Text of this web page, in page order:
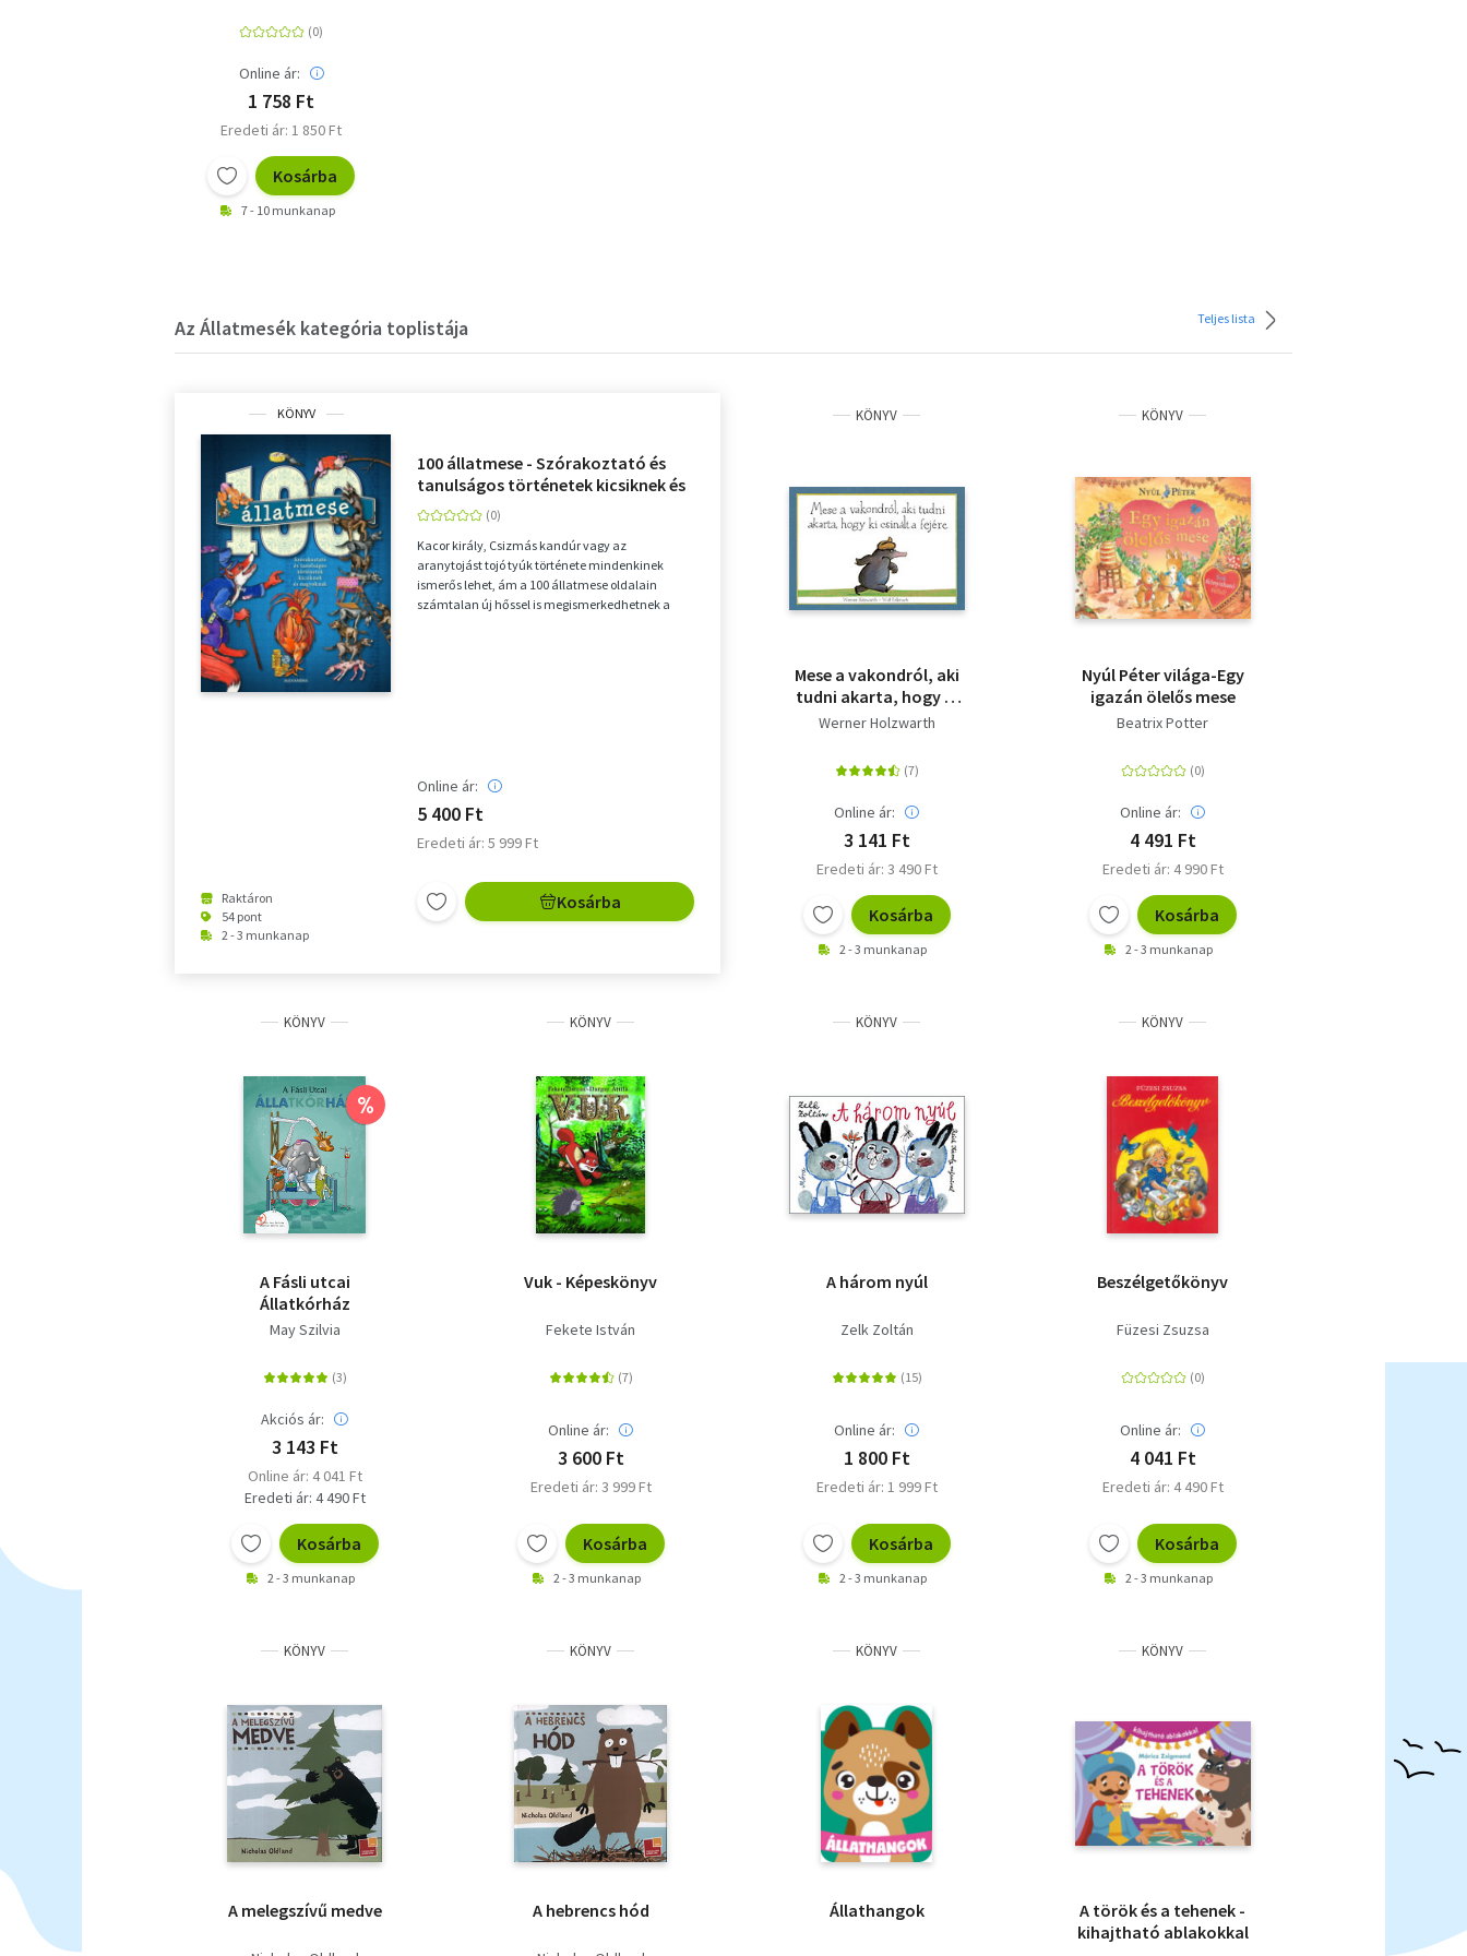
Online ár:
1 758 Ft
Eredeti ár: 1 850 Ft
Kosárba
7 - 10 munkanap
Az Állatmesék kategória toplistája Teljes lista
KÖNYV
Raktáron
54 pont
2 - 3 munkanap
100 állatmese - Szórakoztató és
tanulságos történetek kicsiknek és
nagyoknak
Kacor király, Csizmás kandúr vagy az
aranytojást tojó tyúk története mindenkinek
ismerős lehet, ám a 100 állatmese oldalain
számtalan új hőssel is megismerkedhetnek a
Online ár:
5 400 Ft
Eredeti ár: 5 999 Ft
Kosárba
KÖNYV
Mese a vakondról, aki
tudni akarta, hogy ki
csinált a fejére
Werner Holzwarth
Online ár:
3 141 Ft
Eredeti ár: 3 490 Ft
Kosárba
2 - 3 munkanap
KÖNYV
Nyúl Péter világa-Egy
igazán ölelős mese
Beatrix Potter
Online ár:
4 491 Ft
Eredeti ár: 4 990 Ft
Kosárba
2 - 3 munkanap
KÖNYV
%
A Fásli utcai
Állatkórház
May Szilvia
Akciós ár:
3 143 Ft
Online ár: 4 041 Ft
Eredeti ár: 4 490 Ft
Kosárba
2 - 3 munkanap
KÖNYV
Vuk - Képeskönyv
Fekete István
Online ár:
3 600 Ft
Eredeti ár: 3 999 Ft
Kosárba
2 - 3 munkanap
KÖNYV
A három nyúl
Zelk Zoltán
Online ár:
1 800 Ft
Eredeti ár: 1 999 Ft
Kosárba
2 - 3 munkanap
KÖNYV
Beszélgetőkönyv
Füzesi Zsuzsa
Online ár:
4 041 Ft
Eredeti ár: 4 490 Ft
Kosárba
2 - 3 munkanap
KÖNYV
A melegszívű medve
KÖNYV
A hebrencs hód
KÖNYV
Állathangok
KÖNYV
A török és a tehenek -
kihajtható ablakokkal